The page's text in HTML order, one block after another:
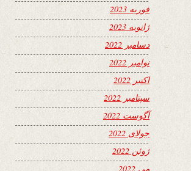
فوریه 2023
ژانویه 2023
دسامبر 2022
نوامبر 2022
اکتبر 2022
سپتامبر 2022
آگوست 2022
جولای 2022
ژوئن 2022
می 2022